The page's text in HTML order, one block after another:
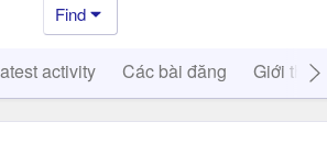
Find
activity Các bài đăng Giới thiệu